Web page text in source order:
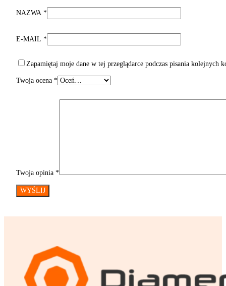
NAZWA*
E-MAIL*
Zapamiętaj moje dane w tej przeglądarce podczas pisania kolejnych
Twoja ocena*
Twoja opinia*